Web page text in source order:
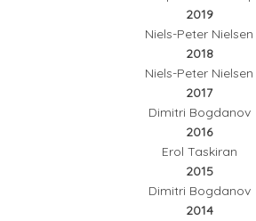
2019
Niels-Peter Nielsen
2018
Niels-Peter Nielsen
2017
Dimitri Bogdanov
2016
Erol Taskiran
2015
Dimitri Bogdanov
2014